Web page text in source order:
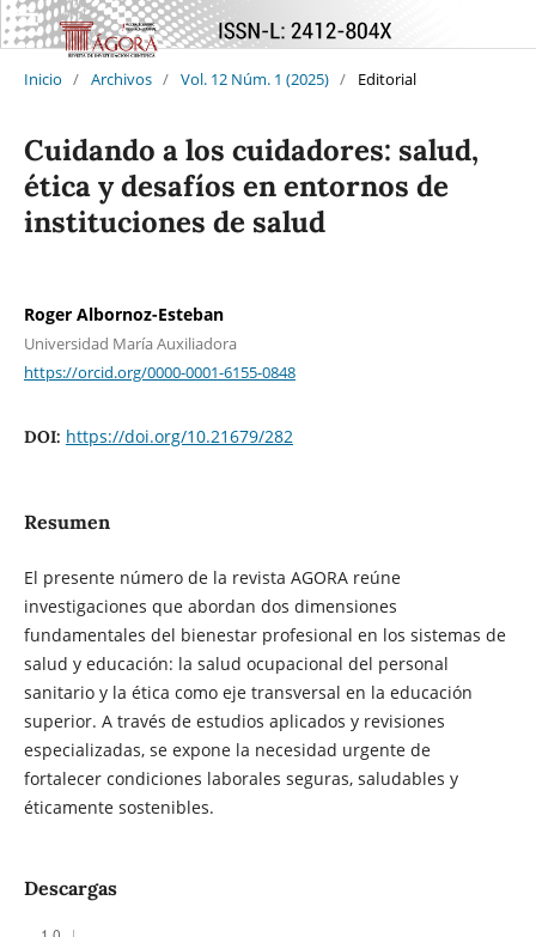
Inicio / Archivos / Vol. 12 Núm. 1 (2025) / Editorial
Cuidando a los cuidadores: salud,
ética y desafíos en entornos de
instituciones de salud
Roger Albornoz-Esteban
Universidad María Auxiliadora
https://orcid.org/0000-0001-6155-0848
DOI: https://doi.org/10.21679/282
Resumen
El presente número de la revista AGORA reúne
investigaciones que abordan dos dimensiones
fundamentales del bienestar profesional en los sistemas de
salud y educación: la salud ocupacional del personal
sanitario y la ética como eje transversal en la educación
superior. A través de estudios aplicados y revisiones
especializadas, se expone la necesidad urgente de
fortalecer condiciones laborales seguras, saludables y
éticamente sostenibles.
Descargas